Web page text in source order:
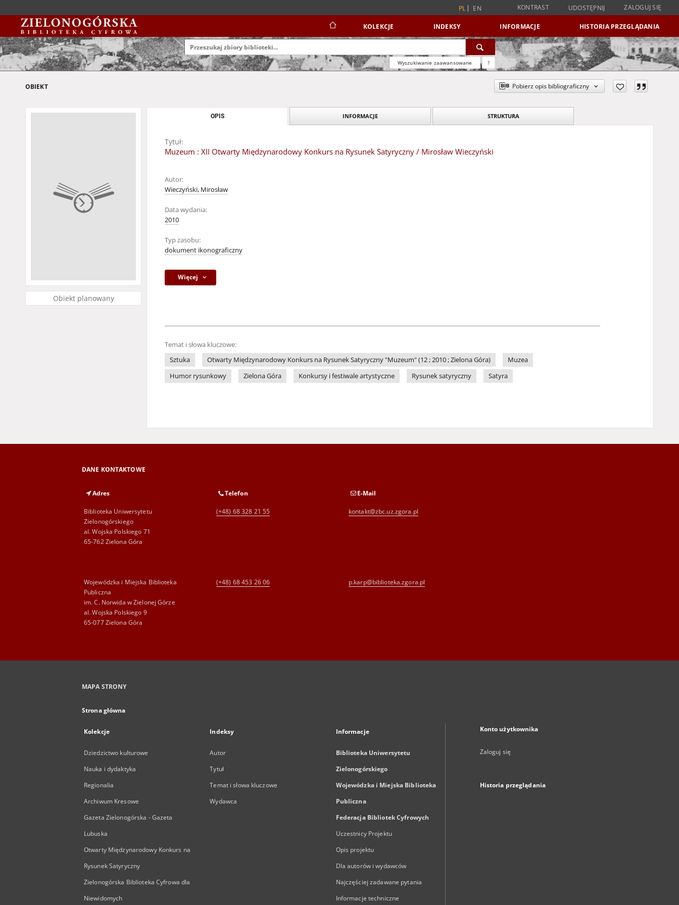
PL EN KONTRAST UDOSTĘPNIJ ZALOGUJ SIĘ
KOLEKCJE INDEKSY INFORMACJE HISTORIA PRZEGLĄDANIA
Wyszukiwanie zaawansowane ?
OBIEKT Pobierz opis bibliograficzny
Obiekt planowany
OPIS INFORMACJE STRUKTURA
Tytuł:
Muzeum : XII Otwarty Międzynarodowy Konkurs na Rysunek Satyryczny / Mirosław Wieczyński
Autor:
Wieczyński, Mirosław
Data wydania:
2010
Typ zasobu:
dokument ikonograficzny
Więcej
Temat i słowa kluczowe:
Sztuka
Otwarty Międzynarodowy Konkurs na Rysunek Satyryczny "Muzeum" (12 ; 2010 ; Zielona Góra)
Muzea
Humor rysunkowy
Zielona Góra Konkursy i festiwale artystyczne Rysunek satyryczny Satyra
DANE KONTAKTOWE
Adres
Biblioteka Uniwersytetu
Zielonogórskiego
al. Wojska Polskiego 71
65-762 Zielona Góra
Telefon
(+48) 68 328 21 55
E-Mail
kontakt@zbc.uz.zgora.pl
Wojewódzka i Miejska Biblioteka
Publiczna
im. C. Norwida w Zielonej Górze
al. Wojska Polskiego 9
65-077 Zielona Góra
(+48) 68 453 26 06 p.karp@biblioteka.zgora.pl
MAPA STRONY
Strona główna
Kolekcje
Dziedzictwo kulturowe
Nauka i dydaktyka
Regionalia
Archiwum Kresowe
Gazeta Zielonogórska - Gazeta
Lubuska
Otwarty Międzynarodowy Konkurs na
Rysunek Satyryczny
Zielonogórska Biblioteka Cyfrowa dla
Niewidomych
Indeksy
Autor
Tytuł
Temat i słowa kluczowe
Wydawca
Informacje
Biblioteka Uniwersytetu
Zielonogórskiego
Wojewódzka i Miejska Biblioteka
Publiczna
Federacja Bibliotek Cyfrowych
Uczestnicy Projektu
Opis projektu
Dla autorów i wydawców
Najczęściej zadawane pytania
Informacje techniczne
Konto użytkownika
Zaloguj się
Historia przeglądania